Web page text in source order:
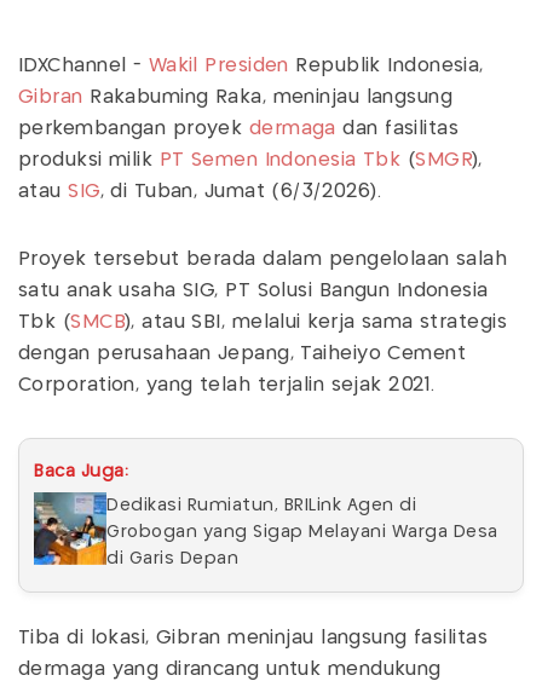
IDXChannel - Wakil Presiden
Republik Indonesia,
Gibran
Rakabuming Raka, meninjau langsung
perkembangan proyek dermaga dan fasilitas
produksi milik PT Semen Indonesia Tbk (SMGR),
atauSIG, di Tuban, Jumat (6/3/2026).
Proyek tersebut berada dalam pengelolaan salah
satu anak usaha SIG, PT Solusi Bangun Indonesia
Tbk (SMCB), atau SBI, melalui kerja sama strategis
dengan perusahaan Jepang, Taiheiyo Cement
Corporation, yang telah terjalin sejak 2021.
Baca Juga:
Dedikasi Rumiatun, BRILink Agen di
Grobogan yang Sigap Melayani Warga Desa
di Garis Depan
Tiba di lokasi, Gibran meninjau langsung fasilitas
dermaga yang dirancang untuk mendukung